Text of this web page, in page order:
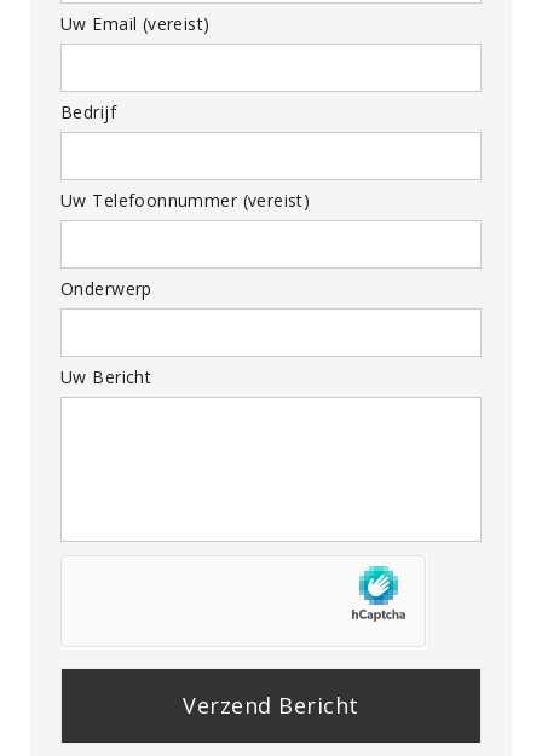
Uw Email (vereist)
Bedrijf
Uw Telefoonnummer (vereist)
Onderwerp
Uw Bericht